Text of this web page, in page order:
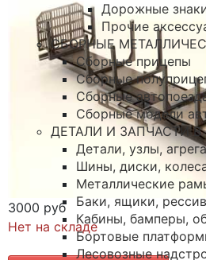
Дорожные
Прочие
СБОРНЫЕ
Сборные прицепы
Сборные
Сборные
Сборные модели
ДЕТАЛИ И ЗАПЧАСТИ В
Детали, узлы,
Шины, диски,
Металлические
Баки, ящики,
Кабины, бамперы,
Бортовые
Лесовозные
3000 руб
Нет на складе